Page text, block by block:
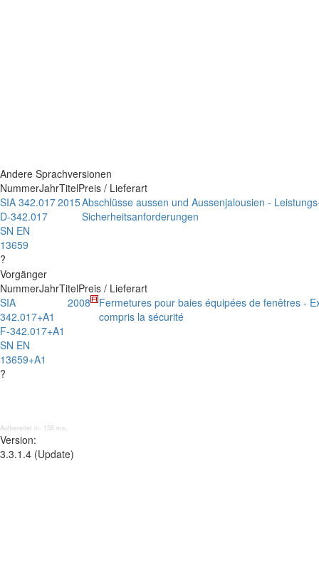
Andere Sprachversionen
NummerJahrTitelPreis / Lieferart
SIA 342.017
D-342.017
SN EN
13659
?
2015Abschlüsse aussen und Aussenjalousien -
Sicherheitsanforderungen
Vorgänger
NummerJahrTitelPreis / Lieferart
SIA
342.017+A1
F-342.017+A1
SN EN
13659+A1
?
2008
Fermetures pour baies équipées de fenêtres -
compris la sécurité
Aufbereitet in: 158 ms;
Version:
3.3.1.4 (Update)